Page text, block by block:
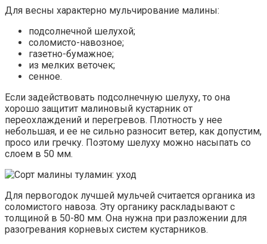
Для весны характерно мульчирование малины:
подсолнечной шелухой;
соломисто-навозное;
газетно-бумажное;
из мелких веточек;
сенное.
Если задействовать подсолнечную шелуху, то она
хорошо защитит малиновый кустарник от
переохлаждений и перегревов. Плотность у нее
небольшая, и ее не сильно разносит ветер, как допустим,
просо или гречку. Поэтому шелуху можно насыпать со
слоем в 50 мм.
Для первогодок лучшей мульчей считается органика из
соломистого навоза. Эту органику раскладывают с
толщиной в 50-80 мм. Она нужна при разложении для
разогревания корневых систем кустарников.